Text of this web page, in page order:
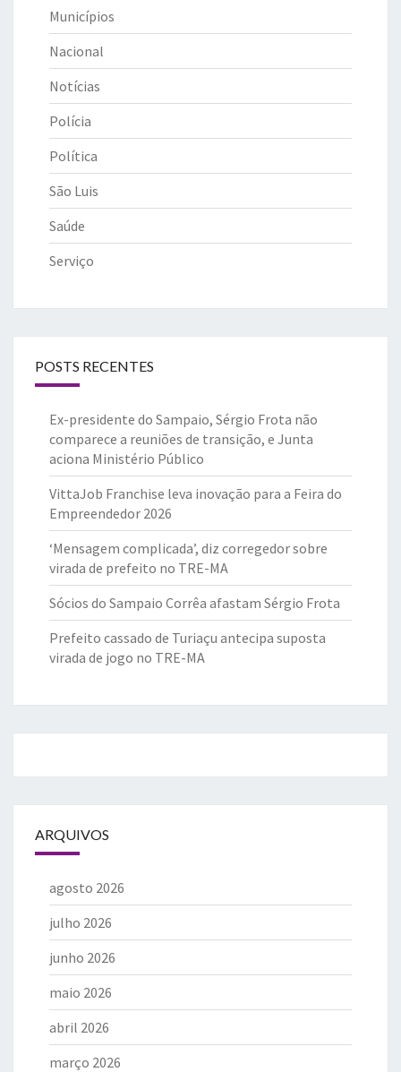
Municípios
Nacional
Notícias
Polícia
Política
São Luis
Saúde
Serviço
POSTS RECENTES
Ex-presidente do Sampaio, Sérgio Frota não
comparece a reuniões de transição, e Junta
aciona Ministério Público
VittaJob Franchise leva inovação para a Feira do
Empreendedor 2026
‘Mensagem complicada’, diz corregedor sobre
virada de prefeito no TRE-MA
Sócios do Sampaio Corrêa afastam Sérgio Frota
Prefeito cassado de Turiaçu antecipa suposta
virada de jogo no TRE-MA
ARQUIVOS
agosto 2026
julho 2026
junho 2026
maio 2026
abril 2026
março 2026